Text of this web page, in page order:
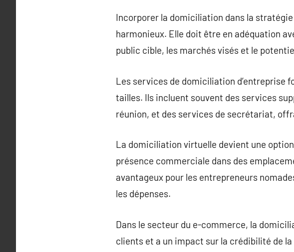
Incorporer la domiciliation dans la
harmonieux. Elle doit être en adéquation
public cible, les marchés visés et le
Les services de domiciliation d’entreprise
tailles. Ils incluent souvent des services
réunion, et des services de secrétariat,
La domiciliation virtuelle devient une
présence commerciale dans des
avantageux pour les entrepreneurs
les dépenses.
Dans le secteur du e-commerce, la
clients et a un impact sur la crédibilité de